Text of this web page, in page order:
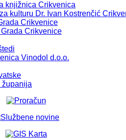
knjižnica Crikvenica
kulturu Dr. Ivan Kostrenčić
Crikvenice
Crikvenice
Vinodol d.o.o.
županija